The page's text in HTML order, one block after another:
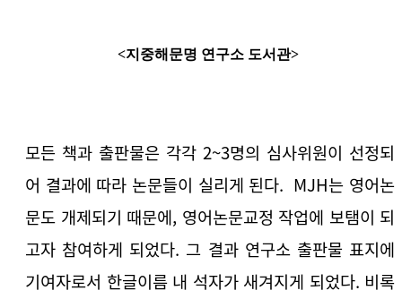
<지중해문명 연구소 도서관>
모든 책과 출판물은 각각 2~3명의 심사위원이 선정되
어 결과에 따라 논문들이 실리게 된다. MJH는 영어논
문도 개제되기 때문에, 영어논문교정 작업에 보탬이 되
고자 참여하게 되었다. 그 결과 연구소 출판물 표지에
기여자로서 한글이름 내 석자가 새겨지게 되었다. 비록